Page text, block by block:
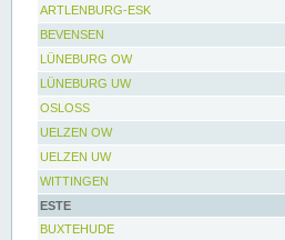
ARTLENBURG-ESK
BEVENSEN
LÜNEBURG OW
LÜNEBURG UW
OSLOSS
UELZEN OW
UELZEN UW
WITTINGEN
ESTE
BUXTEHUDE